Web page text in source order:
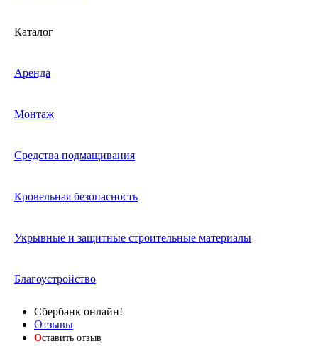
Каталог
Аренда
Монтаж
Средства подмащивания
Кровельная безопасность
Укрывные и защитные строительные материалы
Благоустройство
Сбербанк онлайн!
Отзывы
Оставить отзыв